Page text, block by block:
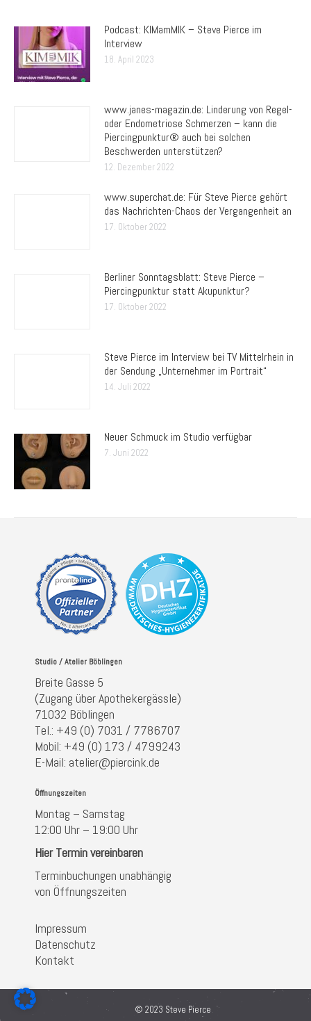
Podcast: KIMamMIK – Steve Pierce im
Interview
18. April 2023
www.janes-magazin.de: Linderung von Regel-
oder Endometriose Schmerzen – kann die
Piercingpunktur® auch bei solchen
Beschwerden unterstützen?
12. Dezember 2022
www.superchat.de: Für Steve Pierce gehört
das Nachrichten-Chaos der Vergangenheit an
17. Oktober 2022
Berliner Sonntagsblatt: Steve Pierce –
Piercingpunktur statt Akupunktur?
17. Oktober 2022
Steve Pierce im Interview bei TV Mittelrhein in
der Sendung „Unternehmer im Portrait“
14. Juli 2022
Neuer Schmuck im Studio verfügbar
7. Juni 2022
Studio / Atelier Böblingen
Breite Gasse 5
(Zugang über Apothekergässle)
71032 Böblingen
Tel.: +49 (0) 7031 / 7786707
Mobil: +49 (0) 173 / 4799243
E-Mail: atelier@piercink.de
Öffnungszeiten
Montag – Samstag
12:00 Uhr – 19:00 Uhr
Hier Termin vereinbaren
Terminbuchungen unabhängig
von Öffnungszeiten
Impressum
Datenschutz
Kontakt
© 2023 Steve Pierce